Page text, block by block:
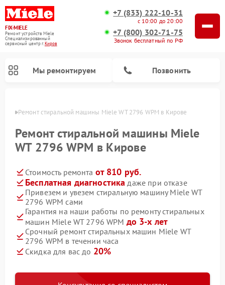
FIX-MIELE
Ремонт устройств Miele
Специализированный
cервисный центр г.Киров
+7 (833) 222-10-31
с 10:00 до 20:00
+7 (800) 302-71-75
Звонок бесплатный по РФ
Мы ремонтируем Позвонить
Ремонт стиральной машины Miele WT 2796 WPM в Кирове
Ремонт стиральной машины Miele
WT 2796 WPM в Кирове
Стоимость ремонта от 810 руб.
Бесплатная диагностика даже при отказе
Привезем и увезем стиральную машину Miele WT
2796 WPM сами
Гарантия на наши работы по ремонту стиральных
машин Miele WT 2796 WPM до 3-х лет
Срочный ремонт стиральных машин Miele WT
2796 WPM в течении часа
Скидка для вас до 20%